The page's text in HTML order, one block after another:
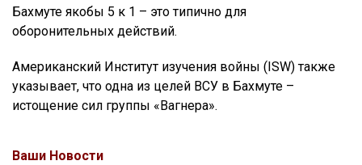
Бахмуте якобы 5 к 1 – это типично для
оборонительных действий.
Американский Институт изучения войны (ISW) также
указывает, что одна из целей ВСУ в Бахмуте –
истощение сил группы «Вагнера».
Ваши Новости